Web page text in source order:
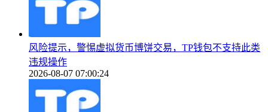
风险提示，警惕虚拟货币博饼交易，TP钱包不支持此类
违规操作
2026-08-07 07:00:24